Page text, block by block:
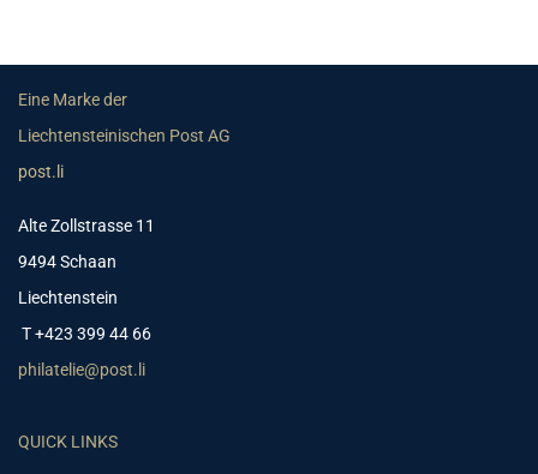
Eine Marke der
Liechtensteinischen Post AG
post.li
Alte Zollstrasse 11
9494 Schaan
Liechtenstein
T +423 399 44 66
philatelie@post.li
QUICK LINKS